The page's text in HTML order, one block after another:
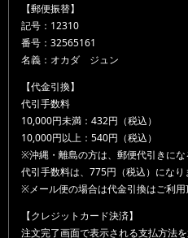
【郵便振替】
記号：12310
番号：32565161
名義：オカダ ジュン
【代金引換】
代引手数料
10,000円未満：432円（税込）
10,000円以上：540円（税込）
※沖縄・離島の方は、郵便代引きにな
代引手数料は、775円（税込）になり
※メール便の場合は代金引換はご利用
【クレジットカード決済】
注文完了画面で表示される支払方法